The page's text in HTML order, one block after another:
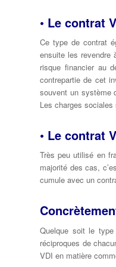
• Le contrat
Ce type de contrat
ensuite les revendre
risque financier au
contrepartie de cet
souvent un système
Les charges
• Le contrat
Très peu utilisé en
majorité des cas,
cumule avec un
Quelque soit le
réciproques de
VDI en matière